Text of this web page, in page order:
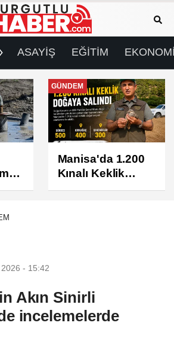
ASAYİŞ EĞİTİM
GÜNDEM
Turgutlu'da 8
Ağustos
Cumartesi Günü
- 15:42
Akın Sinirli
incelemelerde